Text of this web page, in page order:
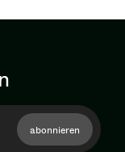
abonnieren